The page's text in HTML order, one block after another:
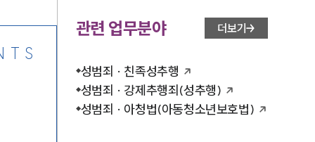
관련 업무분야 더보기
성범죄 · 친족성추행
성범죄 · 강제추행죄(성추행)
성범죄 · 아청법(아동청소년보호법)